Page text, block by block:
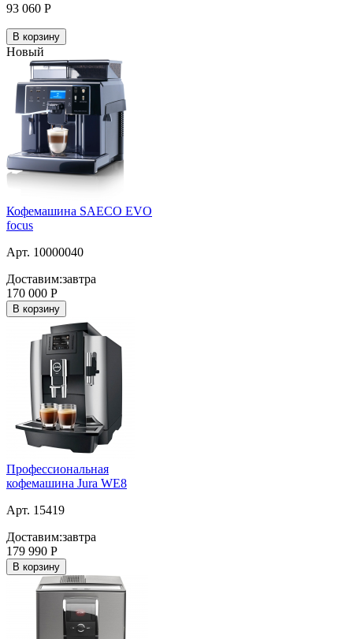
93 060 Р
В корзину
Новый
Кофемашина SAECO EVO
focus
Арт. 10000040
Доставим:завтра
170 000 Р
В корзину
Профессиональная
кофемашина Jura WE8
Арт. 15419
Доставим:завтра
179 990 Р
В корзину